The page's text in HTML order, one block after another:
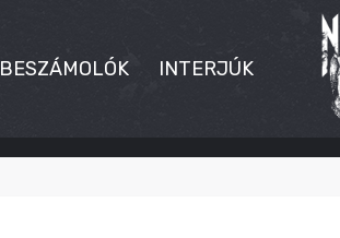
BESZÁMOLÓK INTERJÚK